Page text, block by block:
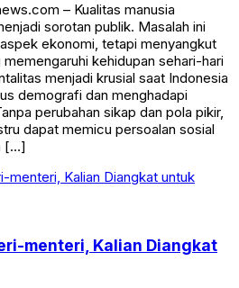
– Kualitas manusia
sorotan publik. Masalah ini
ekonomi, tetapi menyangkut
kehidupan sehari-hari
menjadi krusial saat Indonesia
demografi dan menghadapi
perubahan sikap dan pola pikir,
dapat memicu persoalan sosial
[…]
menteri, Kalian Diangkat